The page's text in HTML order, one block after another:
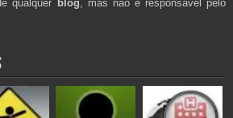
qualquer blog , mas não é responsável pelo